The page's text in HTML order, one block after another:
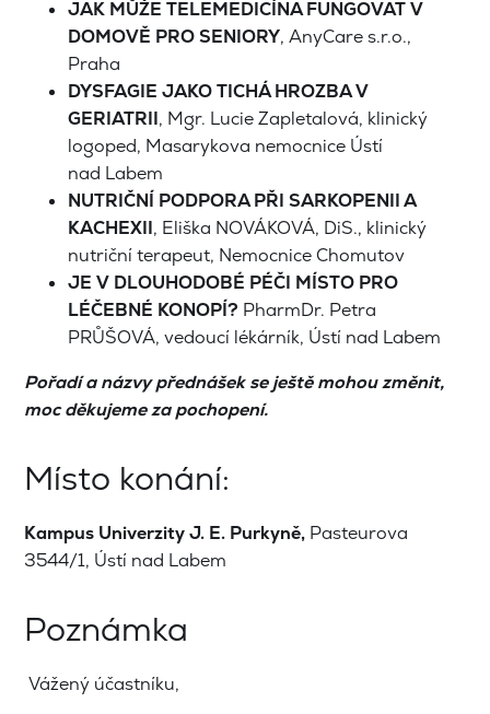
JAK MŮŽE TELEMEDICÍNA FUNGOVAT V
DOMOVĚ PRO SENIORY, AnyCare s.r.o.,
Praha
DYSFAGIE JAKO TICHÁ HROZBA V
GERIATRII, Mgr. Lucie Zapletalová, klinický
logoped, Masarykova nemocnice Ústí
nad Labem
NUTRIČNÍ PODPORA PŘI SARKOPENII A
KACHEXII, Eliška NOVÁKOVÁ, DiS., klinický
nutriční terapeut, Nemocnice Chomutov
JE V DLOUHODOBÉ PÉČI MÍSTO PRO
LÉČEBNÉ KONOPÍ? PharmDr. Petra
PRŮŠOVÁ, vedoucí lékárník, Ústí nad Labem
Pořadí a názvy přednášek se ještě mohou změnit,
moc děkujeme za pochopení.
Místo konání:
Kampus Univerzity J. E. Purkyně, Pasteurova
3544/1, Ústí nad Labem
Poznámka
Vážený účastníku,